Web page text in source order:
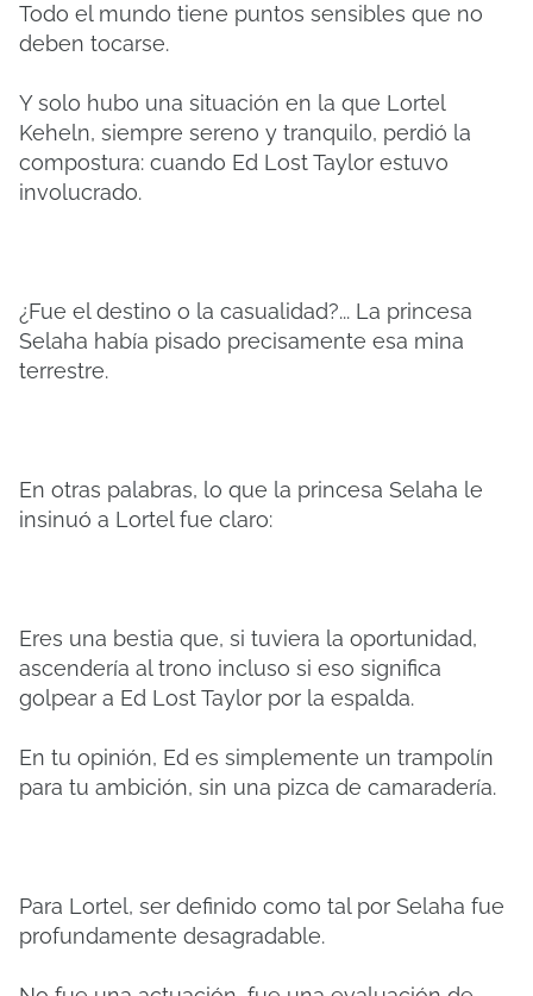
Todo el mundo tiene puntos sensibles que no
deben tocarse.
Y solo hubo una situación en la que Lortel
Keheln, siempre sereno y tranquilo, perdió la
compostura: cuando Ed Lost Taylor estuvo
involucrado.
¿Fue el destino o la casualidad?... La princesa
Selaha había pisado precisamente esa mina
terrestre.
En otras palabras, lo que la princesa Selaha le
insinuó a Lortel fue claro:
Eres una bestia que, si tuviera la oportunidad,
ascendería al trono incluso si eso significa
golpear a Ed Lost Taylor por la espalda.
En tu opinión, Ed es simplemente un trampolín
para tu ambición, sin una pizca de camaradería.
Para Lortel, ser definido como tal por Selaha fue
profundamente desagradable.